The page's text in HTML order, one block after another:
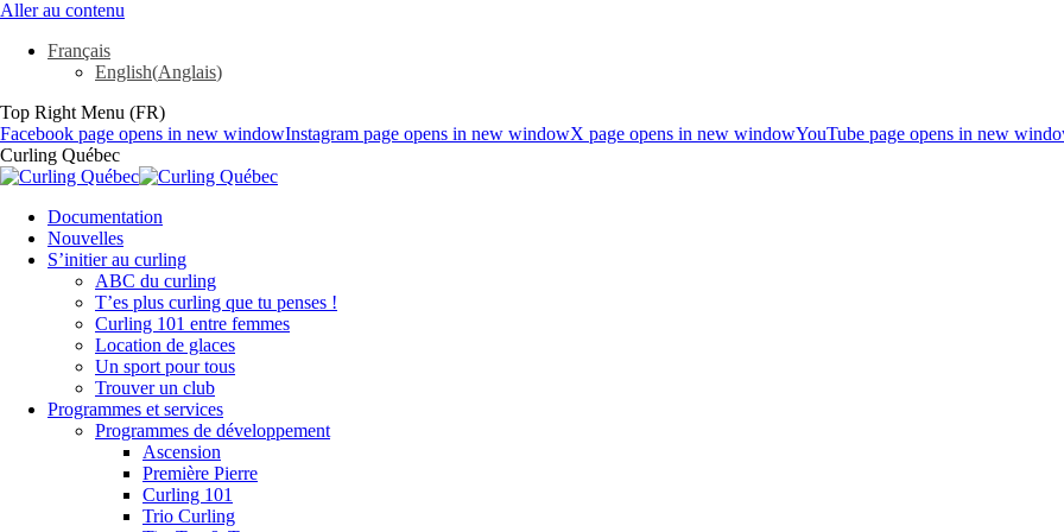
Aller au contenu
Français
English(Anglais)
Top Right Menu (FR)
Facebook page opens in new windowInstagram page opens in new windowX page opens in new windowYouTube page opens in new
Curling Québec
Documentation
Nouvelles
S’initier au curling
ABC du curling
T’es plus curling que tu penses !
Curling 101 entre femmes
Location de glaces
Un sport pour tous
Trouver un club
Programmes et services
Programmes de développement
Ascension
Première Pierre
Curling 101
Trio Curling